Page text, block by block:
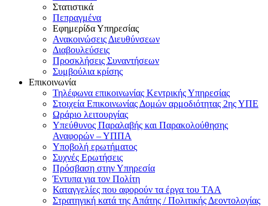
Στατιστικά
Πεπραγμένα
Εφημερίδα Υπηρεσίας
Ανακοινώσεις Διευθύνσεων
Διαβουλεύσεις
Προσκλήσεις Συναντήσεων
Συμβούλια κρίσης
Επικοινωνία
Τηλέφωνα επικοινωνίας Κεντρικής Υπηρεσίας
Στοιχεία Επικοινωνίας Δομών αρμοδιότητας 2ης ΥΠΕ
Ωράριο λειτουργίας
Υπεύθυνος Παραλαβής και Παρακολούθησης
Αναφορών – ΥΠΠΑ
Υποβολή ερωτήματος
Συχνές Ερωτήσεις
Πρόσβαση στην Υπηρεσία
Έντυπα για τον Πολίτη
Καταγγελίες που αφορούν τα έργα του ΤΑΑ
Στρατηγική κατά της Απάτης / Πολιτικής Δεοντολογίας